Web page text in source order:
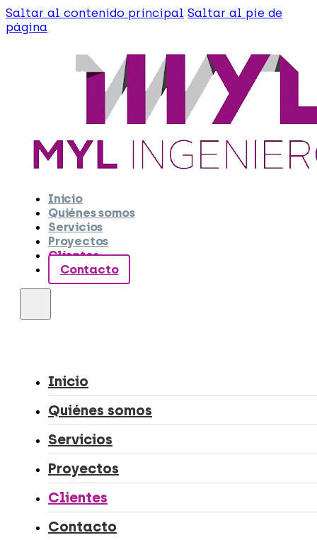
Saltar al contenido principal Saltar al pie de
página
Inicio
Quiénes somos
Servicios
Proyectos
Clientes
Contacto
Inicio
Quiénes somos
Servicios
Proyectos
Clientes
Contacto